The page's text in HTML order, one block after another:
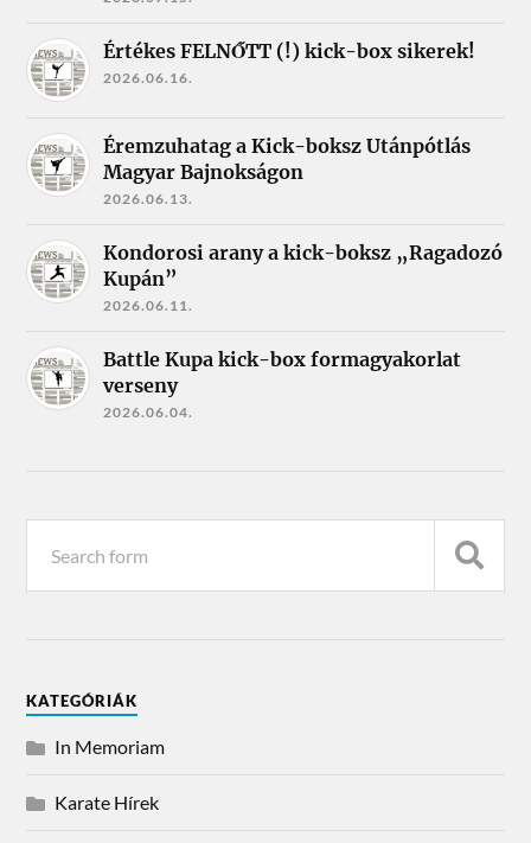
Értékes FELNŐTT (!) kick-box sikerek!
2026.06.16.
Éremzuhatag a Kick-boksz Utánpótlás
Magyar Bajnokságon
2026.06.13.
Kondorosi arany a kick-boksz „Ragadozó
Kupán”
2026.06.11.
Battle Kupa kick-box formagyakorlat
verseny
2026.06.04.
KATEGÓRIÁK
In Memoriam
Karate Hírek